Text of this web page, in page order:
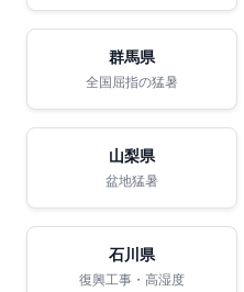
群馬県
全国屈指の猛暑
山梨県
盆地猛暑
石川県
復興工事・高湿度